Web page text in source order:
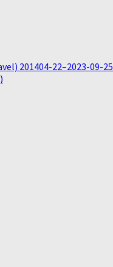
201404-22–2023-09-25